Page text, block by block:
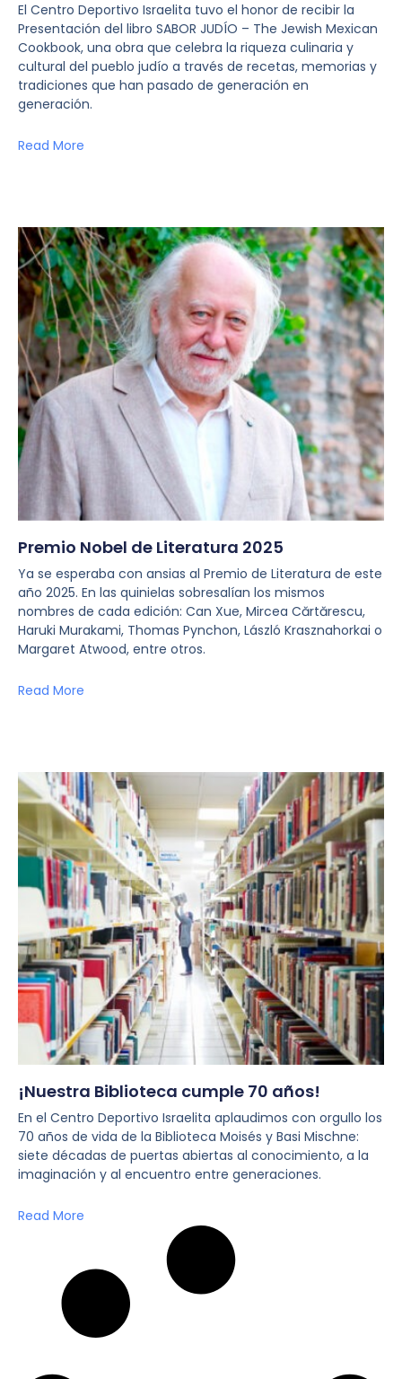
El Centro Deportivo Israelita tuvo el honor de recibir la
Presentación del libro SABOR JUDÍO – The Jewish Mexican
Cookbook, una obra que celebra la riqueza culinaria y
cultural del pueblo judío a través de recetas, memorias y
tradiciones que han pasado de generación en
generación.
Read More
Premio Nobel de Literatura 2025
Ya se esperaba con ansias al Premio de Literatura de este
año 2025. En las quinielas sobresalían los mismos
nombres de cada edición: Can Xue, Mircea Cărtărescu,
Haruki Murakami, Thomas Pynchon, László Krasznahorkai o
Margaret Atwood, entre otros.
Read More
¡Nuestra Biblioteca cumple 70 años!
En el Centro Deportivo Israelita aplaudimos con orgullo los
70 años de vida de la Biblioteca Moisés y Basi Mischne:
siete décadas de puertas abiertas al conocimiento, a la
imaginación y al encuentro entre generaciones.
Read More